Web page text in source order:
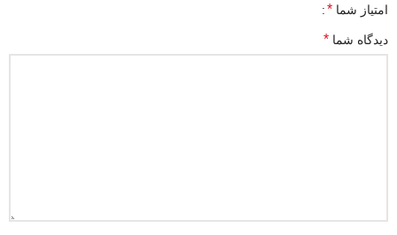
امتیاز شما *
دیدگاه شما *